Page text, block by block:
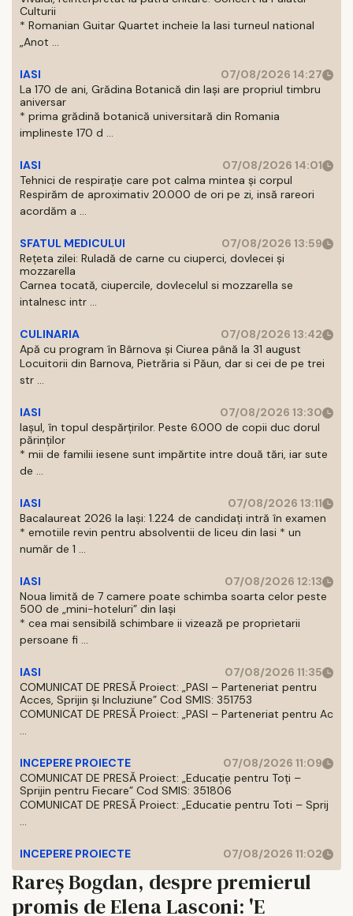
Culturii
* Romanian Guitar Quartet incheie la Iasi turneul national
„Anot ...
IASI
07/08/2026 14:27
La 170 de ani, Grădina Botanică din Iași are propriul timbru
aniversar
* prima grădină botanică universitară din Romania
implineste 170 d ...
IASI
07/08/2026 14:01
Tehnici de respirație care pot calma mintea și corpul
Respirăm de aproximativ 20.000 de ori pe zi, insă rareori
acordăm a ...
SFATUL MEDICULUI
07/08/2026 13:59
Rețeta zilei: Ruladă de carne cu ciuperci, dovlecei și
mozzarella
Carnea tocată, ciupercile, dovlecelul si mozzarella se
intalnesc intr ...
CULINARIA
07/08/2026 13:42
Apă cu program în Bârnova și Ciurea până la 31 august
Locuitorii din Barnova, Pietrăria si Păun, dar si cei de pe trei
str ...
IASI
07/08/2026 13:30
Iașul, în topul despărțirilor. Peste 6.000 de copii duc dorul
părinților
* mii de familii iesene sunt impărtite intre două tări, iar sute
de ...
IASI
07/08/2026 13:11
Bacalaureat 2026 la Iași: 1.224 de candidați intră în examen
* emotiile revin pentru absolventii de liceu din Iasi * un
număr de 1 ...
IASI
07/08/2026 12:13
Noua limită de 7 camere poate schimba soarta celor peste
500 de „mini-hoteluri” din Iași
* cea mai sensibilă schimbare ii vizează pe proprietarii
persoane fi ...
IASI
07/08/2026 11:35
COMUNICAT DE PRESĂ Proiect: „PASI – Parteneriat pentru
Acces, Sprijin și Incluziune” Cod SMIS: 351753
COMUNICAT DE PRESĂ Proiect: „PASI – Parteneriat pentru Ac
...
INCEPERE PROIECTE
07/08/2026 11:09
COMUNICAT DE PRESĂ Proiect: „Educație pentru Toți –
Sprijin pentru Fiecare” Cod SMIS: 351806
COMUNICAT DE PRESĂ Proiect: „Educatie pentru Toti – Sprij
...
INCEPERE PROIECTE 07/08/2026 11:02
Rareș Bogdan, despre premierul
promis de Elena Lasconi: 'E